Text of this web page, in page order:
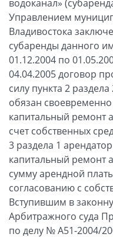
водоканал»
Управлением
Владивостока
субаренды данного
01.12.2004 по
04.04.2005 договор
силу пункта 2
обязан
капитальный ремонт
счет собственных
3 раздела 1
капитальный ремонт
сумму арендной
согласованию с
Вступившим в
Арбитражного суда
по делу № А51-2004/